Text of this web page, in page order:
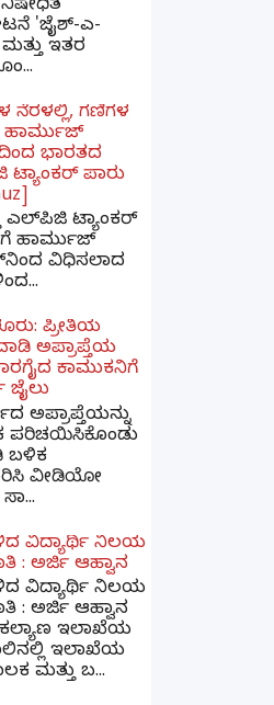
ನಿಷೇಧಿತ
'ಜೈಶ್-ಎ-
ಇತರ
ನೆರಳಲ್ಲಿ, ಗಣಿಗಳ
ಹಾರ್ಮುಜ್
ಭಾರತದ
ಪಾರು
ಎಲ್‌ಪಿಜಿ ಟ್ಯಾಂಕರ್
ಹಾರ್ಮುಜ್
ವಿಧಿಸಲಾದ
ಪ್ರೀತಿಯ
ಅಪ್ರಾಪ್ತೆಯ
ಕಾಮುಕನಿಗೆ
ಜೈಲು
ಅಪ್ರಾಪ್ತೆಯನ್ನು
ಪರಿಚಯಿಸಿಕೊಂಡು
ಬಳಿಕ
ವೀಡಿಯೋ
ವಿದ್ಯಾರ್ಥಿ ನಿಲಯ
: ಅರ್ಜಿ ಆಹ್ವಾನ
ವಿದ್ಯಾರ್ಥಿ ನಿಲಯ
: ಅರ್ಜಿ ಆಹ್ವಾನ
ಇಲಾಖೆಯ
ಇಲಾಖೆಯ
ಮತ್ತು ಬ...